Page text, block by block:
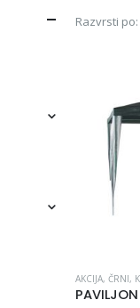
Razvrsti po:
AKCIJA, ČRNI,